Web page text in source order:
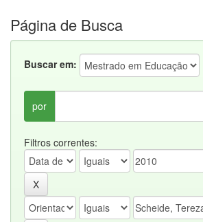
Página de Busca
Buscar em:
por
Filtros correntes: